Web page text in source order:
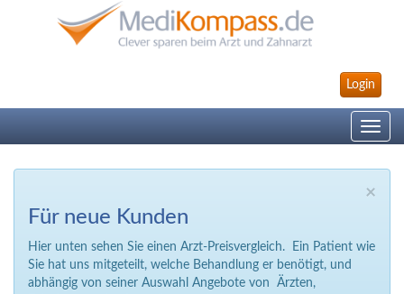
Login
Toggle
×
Für neue Kunden
Hier unten sehen Sie einen Arzt-Preisvergleich. Ein Patient wie
Sie hat uns mitgeteilt, welche Behandlung er benötigt, und
abhängig von seiner Auswahl Angebote von Ärzten,